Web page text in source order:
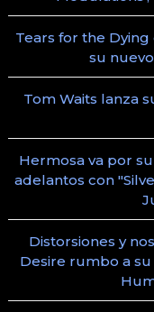
Tears for the
su
Tom Waits lanza
Hermosa va por
adelantos con
Distorsiones y
Desire rumbo a su